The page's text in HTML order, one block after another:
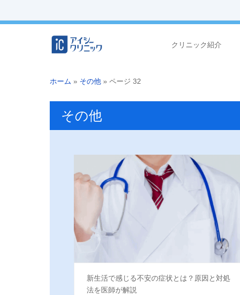
クリニック紹介
ホーム » その他 » ページ 32
その他
新生活で感じる不安の症状とは？原因と対処
法を医師が解説